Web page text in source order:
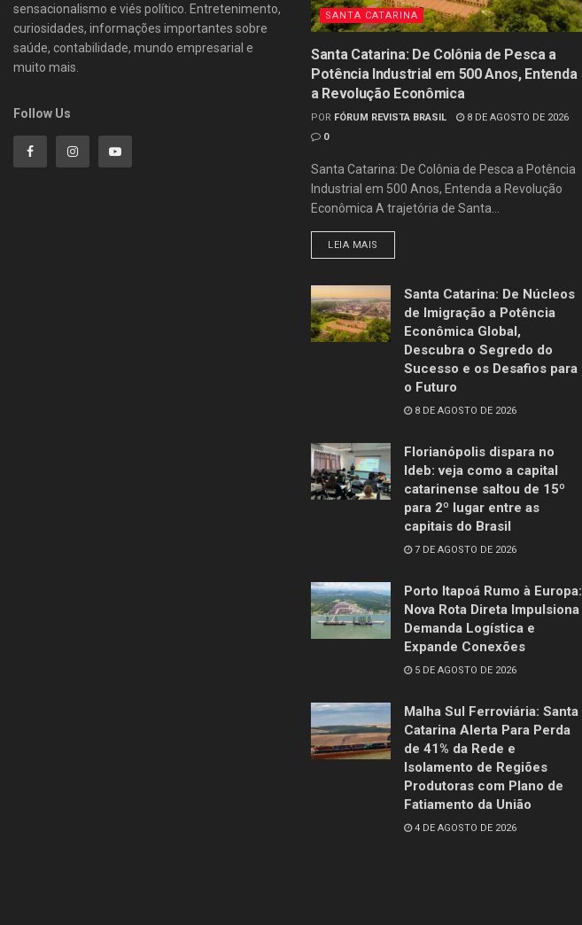
sensacionalismo e viés político. Entretenimento,
curiosidades, informações importantes sobre
saúde, contabilidade, mundo empresarial e
muito mais.
Follow Us
SANTA CATARINA
Santa Catarina: De Colônia de Pesca a
Potência Industrial em 500 Anos, Entenda
a Revolução Econômica
POR FÓRUM REVISTA BRASIL
8 DE AGOSTO DE 2026
0
Santa Catarina: De Colônia de Pesca a Potência
Industrial em 500 Anos, Entenda a Revolução
Econômica A trajetória de Santa...
LEIA MAIS
Santa Catarina: De Núcleos
de Imigração a Potência
Econômica Global,
Descubra o Segredo do
Sucesso e os Desafios para
o Futuro
8 DE AGOSTO DE 2026
Florianópolis dispara no
Ideb: veja como a capital
catarinense saltou de 15º
para 2º lugar entre as
capitais do Brasil
7 DE AGOSTO DE 2026
Porto Itapoá Rumo à Europa:
Nova Rota Direta Impulsiona
Demanda Logística e
Expande Conexões
5 DE AGOSTO DE 2026
Malha Sul Ferroviária: Santa
Catarina Alerta Para Perda
de 41% da Rede e
Isolamento de Regiões
Produtoras com Plano de
Fatiamento da União
4 DE AGOSTO DE 2026